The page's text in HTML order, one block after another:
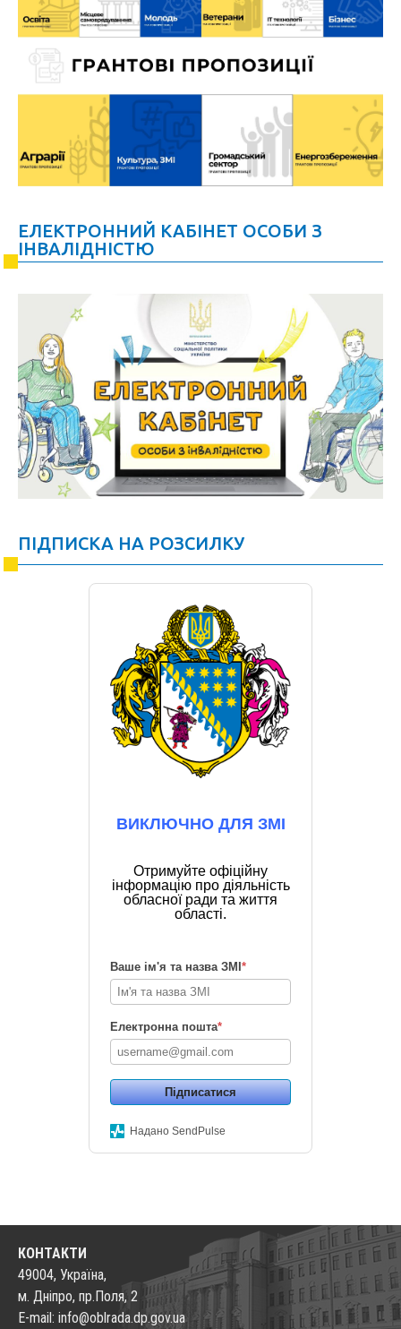
ЕЛЕКТРОННИЙ КАБІНЕТ ОСОБИ З
ІНВАЛІДНІСТЮ
ПІДПИСКА НА РОЗСИЛКУ
ВИКЛЮЧНО ДЛЯ ЗМІ
Отримуйте офіційну
інформацію про діяльність
обласної ради та життя
області.
Ваше ім'я та назва ЗМІ *
Електронна пошта*
Підписатися
Надано SendPulse
КОНТАКТИ
49004, Україна,
м. Дніпро, пр.Поля, 2
E-mail: info@oblrada.dp.gov.ua